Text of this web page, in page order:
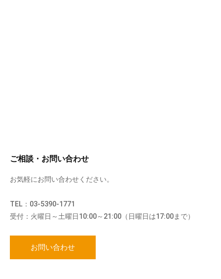
ご相談・お問い合わせ
お気軽にお問い合わせください。
TEL：03-5390-1771
受付：火曜日～土曜日10:00～21:00（日曜日は17:00まで）
お問い合わせ